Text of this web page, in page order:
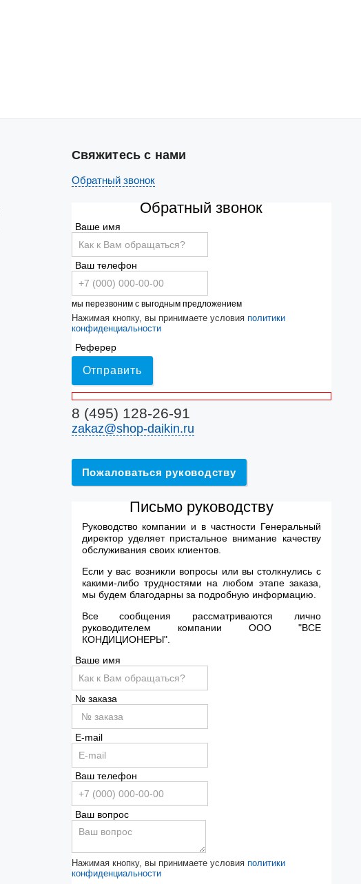
Свяжитесь с нами
Обратный звонок
Обратный звонок
Ваше имя
Ваш телефон
мы перезвоним с выгодным предложением
Нажимая кнопку, вы принимаете условия политики
конфиденциальности
Реферер
Отправить
8 (495) 128-26-91
zakaz@shop-daikin.ru
Пожаловаться руководству
Письмо руководству
Руководство компании и в частности Генеральный
директор уделяет пристальное внимание качеству
обслуживания своих клиентов.
Если у вас возникли вопросы или вы столкнулись с
какими-либо трудностями на любом этапе заказа,
мы будем благодарны за подробную информацию.
Все сообщения рассматриваются лично
руководителем компании ООО "ВСЕ
КОНДИЦИОНЕРЫ".
Ваше имя
№ заказа
E-mail
Ваш телефон
Ваш вопрос
Нажимая кнопку, вы принимаете условия политики
конфиденциальности